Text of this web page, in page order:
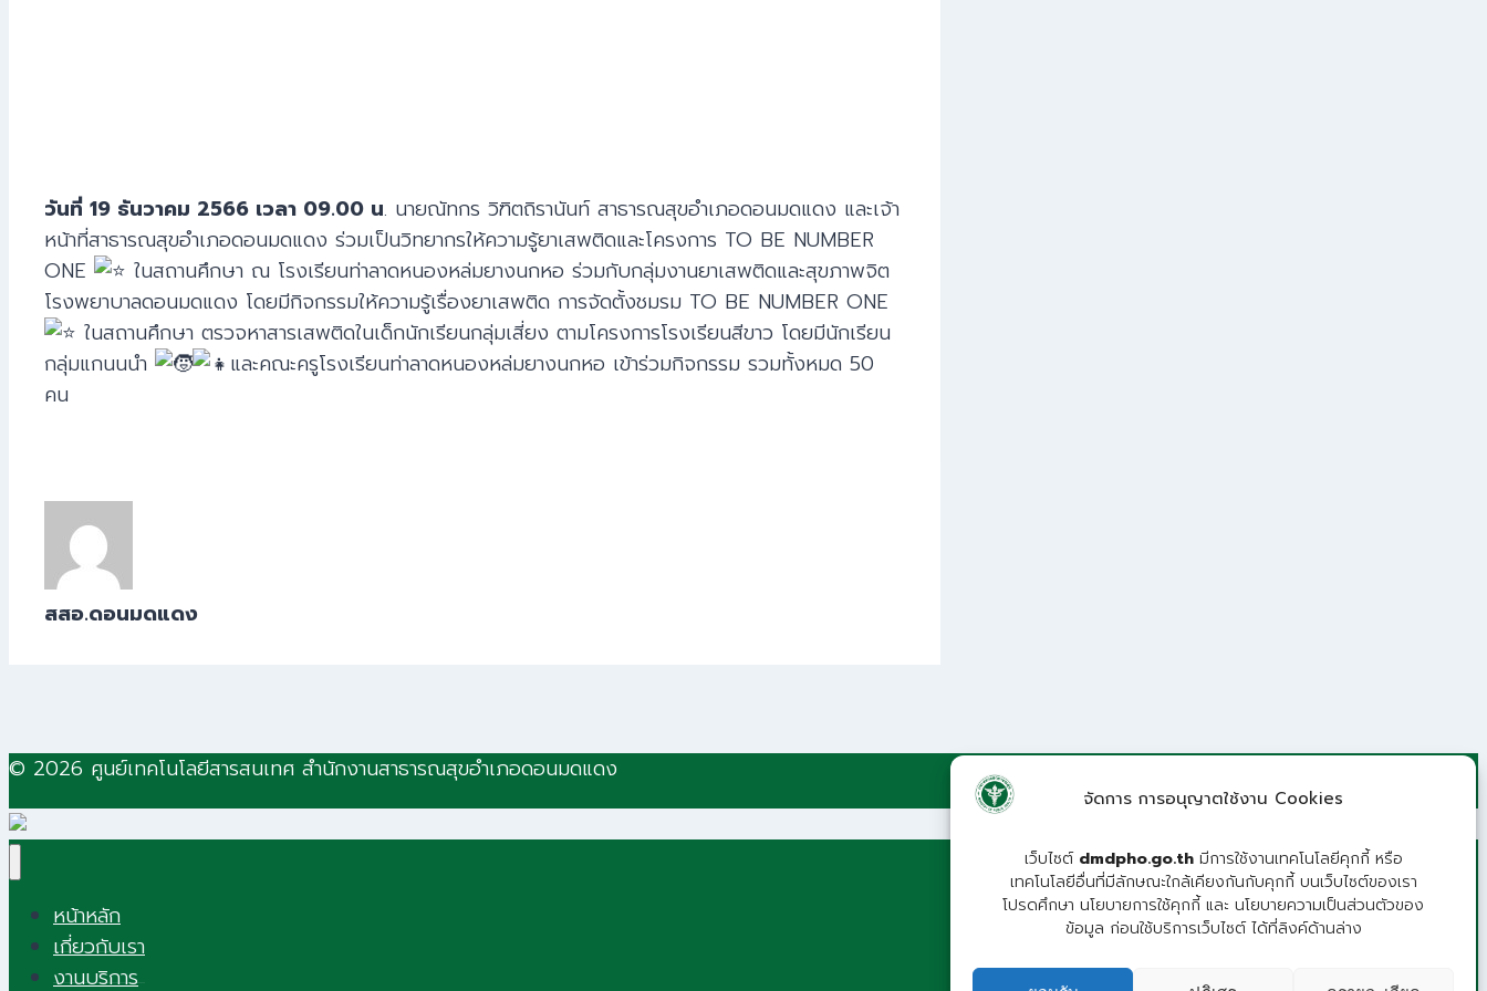
จัดการ การอนุญาตใช้งาน Cookies
เว็บไซต์ dmdpho.go.thมีการใช้งานเทคโนโลยีคุกกี้ หรือ
เทคโนโลยีอื่นที่มีลักษณะใกล้เคียงกันกับคุกกี้ บนเว็บไซต์ของเรา
โปรดศึกษา นโยบายการใช้คุกกี้ และ นโยบายความเป็นส่วนตัวของ
ข้อมูล ก่อนใช้บริการเว็บไซต์ ได้ที่ลิงค์ด้านล่าง
วันที่ 19 ธันวาคม 2566 เวลา 09.00 น. นายณัทกร วิฑิตถิรานันท์ สาธารณสุขอำเภอดอนมดแดง และเจ้า
หน้าที่สาธารณสุขอำเภอดอนมดแดง ร่วมเป็นวิทยากรให้ความรู้ยาเสพติดและโครงการ TO BE NUMBER
ONE
ในสถานศึกษา ณ โรงเรียนท่าลาดหนองหล่มยางนกหอ ร่วมกับกลุ่มงานยาเสพติดและสุขภาพจิต
โรงพยาบาลดอนมดแดง โดยมีกิจกรรมให้ความรู้เรื่องยาเสพติด การจัดตั้งชมรม TO BE NUMBER ONE
ในสถานศึกษา ตรวจหาสารเสพติดในเด็กนักเรียนกลุ่มเสี่ยง ตามโครงการโรงเรียนสีขาว โดยมีนักเรียน
กลุ่มแกนนนำ
และคณะครูโรงเรียนท่าลาดหนองหล่มยางนกหอ เข้าร่วมกิจกรรม รวมทั้งหมด 50
คน
สสอ.ดอนมดแดง
© 2026 ศูนย์เทคโนโลยีสารสนเทศ สำนักงานสาธารณสุขอำเภอดอนมดแดง
หน้าหลัก
เกี่ยวกับเรา
งานบริการ